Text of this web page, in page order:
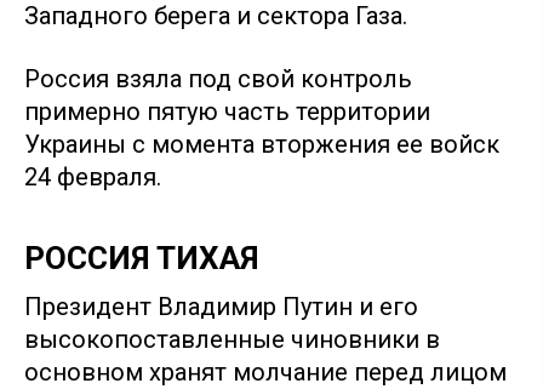
Западного берега и сектора Газа.
Россия взяла под свой контроль
примерно пятую часть территории
Украины с момента вторжения ее войск
24 февраля.
РОССИЯ ТИХАЯ
Президент Владимир Путин и его
высокопоставленные чиновники в
основном хранят молчание перед лицом